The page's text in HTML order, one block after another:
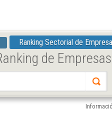
Ranking Sectorial de
de